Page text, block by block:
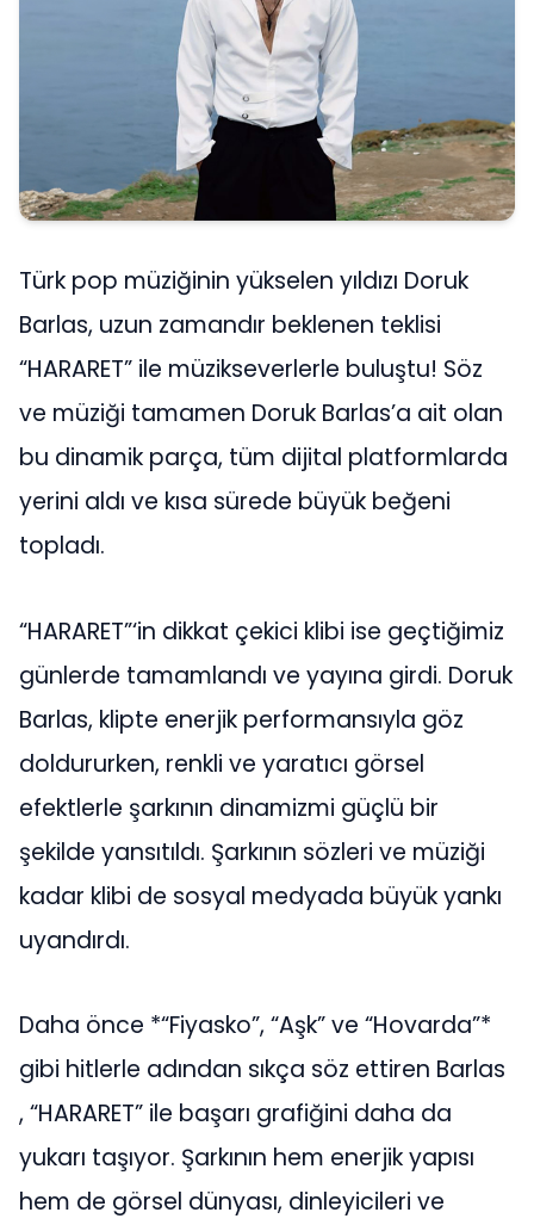
Türk pop müziğinin yükselen yıldızı Doruk
Barlas, uzun zamandır beklenen teklisi
“HARARET” ile müzikseverlerle buluştu! Söz
ve müziği tamamen Doruk Barlas’a ait olan
bu dinamik parça, tüm dijital platformlarda
yerini aldı ve kısa sürede büyük beğeni
topladı.
“HARARET”‘in dikkat çekici klibi ise geçtiğimiz
günlerde tamamlandı ve yayına girdi. Doruk
Barlas, klipte enerjik performansıyla göz
doldururken, renkli ve yaratıcı görsel
efektlerle şarkının dinamizmi güçlü bir
şekilde yansıtıldı. Şarkının sözleri ve müziği
kadar klibi de sosyal medyada büyük yankı
uyandırdı.
Daha önce *“Fiyasko”, “Aşk” ve “Hovarda”*
gibi hitlerle adından sıkça söz ettiren Barlas
, “HARARET” ile başarı grafiğini daha da
yukarı taşıyor. Şarkının hem enerjik yapısı
hem de görsel dünyası, dinleyicileri ve